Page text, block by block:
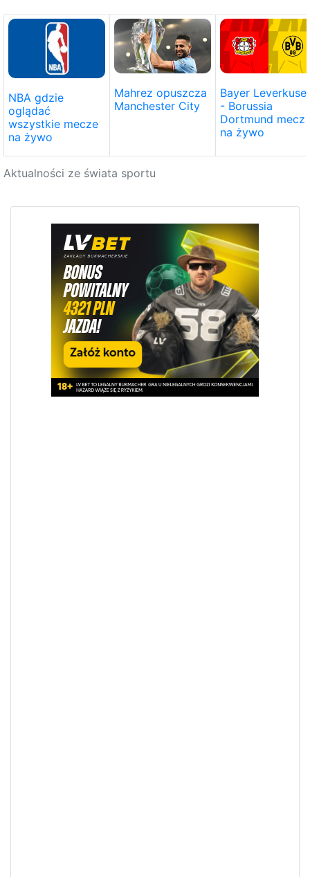
Aktualności ze świata sportu
NBA gdzie
oglądać
wszystkie mecze
na żywo
Mahrez opuszcza
Manchester City
Bayer
- Borussia
Dortmund mecz
na żywo